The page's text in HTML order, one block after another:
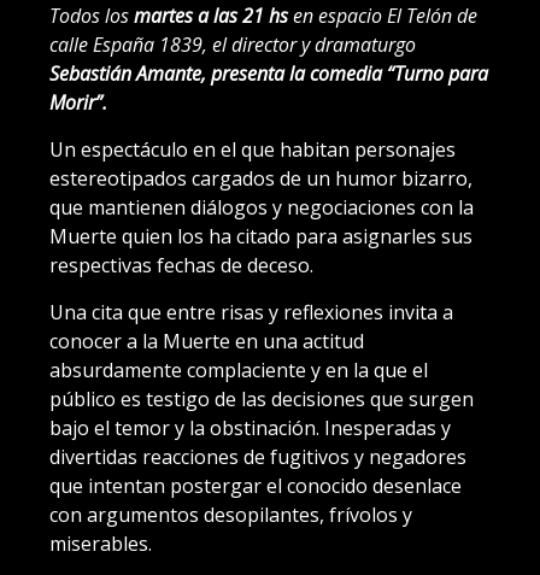
Todos losmartes a las 21 hsen espacio El Telón de
calle España 1839, el director y dramaturgo
Sebastián Amante, presenta la comedia “Turno para
Morir”.
Un espectáculo en el que habitan personajes
estereotipados cargados de un humor bizarro,
que mantienen diálogos y negociaciones con la
Muerte quien los ha citado para asignarles sus
respectivas fechas de deceso.
Una cita que entre risas y reflexiones invita a
conocer a la Muerte en una actitud
absurdamente complaciente y en la que el
público es testigo de las decisiones que surgen
bajo el temor y la obstinación. Inesperadas y
divertidas reacciones de fugitivos y negadores
que intentan postergar el conocido desenlace
con argumentos desopilantes, frívolos y
miserables.